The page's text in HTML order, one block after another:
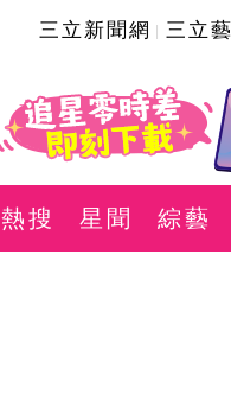
三立新聞網 三立
熱搜 星聞 綜藝